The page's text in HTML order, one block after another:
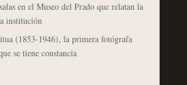
en el Museo del Prado que relatan la
institución
(1853-1946), la primera fotógrafa
se tiene constancia